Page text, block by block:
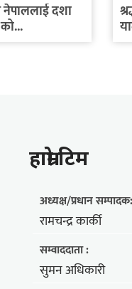
दशा
हाम्राे टिम
अध्यक्ष/प्रधान सम्पादक:
रामचन्द्र कार्की
सम्वाददाता :
सुमन अधिकारी